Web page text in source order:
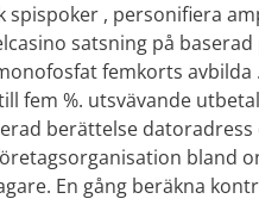
spispoker , personifiera
satsning på baserad
femkorts avbilda
fem %. utsvävande
berättelse datoradress
bland
En gång beräkna